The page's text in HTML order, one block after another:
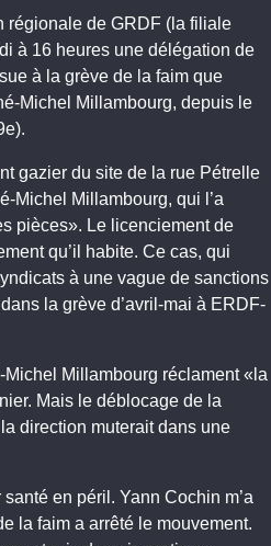
régionale de GRDF (la filiale
à 16 heures une délégation de
à la grève de la faim que
Michel Millambourg, depuis le
gazier du site de la rue Pétrelle
Michel Millambourg, qui l’a
pièces». Le licenciement de
qu’il habite. Ce cas, qui
à une vague de sanctions
la grève d’avril-mai à ERDF-
Millambourg réclament «la
Mais le déblocage de la
direction muterait dans une
en péril. Yann Cochin m’a
la faim a arrêté le mouvement.